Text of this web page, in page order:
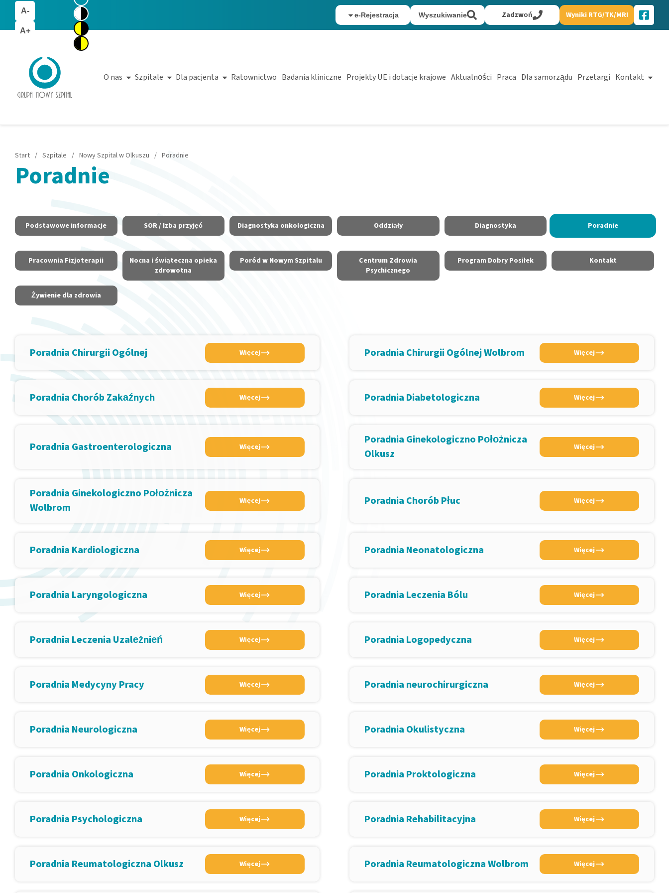
A-
A+
e-Rejestracja Wyszukiwanie Zadzwoń Wyniki RTG/TK/MRI
O nas Szpitale Dla pacjenta Ratownictwo Badania kliniczne Projekty UE i dotacje krajowe Aktualności Praca Dla samorządu Przetargi Kontakt
Start / Szpitale / Nowy Szpital w Olkuszu / Poradnie
Poradnie
Podstawowe informacje SOR / Izba przyjęć Diagnostyka onkologiczna Oddziały Diagnostyka Poradnie
Pracownia Fizjoterapii
Nocna i świąteczna opieka
zdrowotna
Poród w Nowym Szpitalu
Centrum Zdrowia
Psychicznego
Program Dobry Posiłek Kontakt
Żywienie dla zdrowia
Poradnia Chirurgii Ogólnej Więcej Poradnia Chirurgii Ogólnej Wolbrom Więcej
Poradnia Chorób Zakaźnych Więcej Poradnia Diabetologiczna Więcej
Poradnia Gastroenterologiczna Więcej
Poradnia Ginekologiczno Położnicza
Olkusz
Więcej
Poradnia Ginekologiczno Położnicza
Wolbrom
Więcej Poradnia Chorób Płuc Więcej
Poradnia Kardiologiczna Więcej Poradnia Neonatologiczna Więcej
Poradnia Laryngologiczna Więcej Poradnia Leczenia Bólu Więcej
Poradnia Leczenia Uzależnień Więcej Poradnia Logopedyczna Więcej
Poradnia Medycyny Pracy Więcej Poradnia neurochirurgiczna Więcej
Poradnia Neurologiczna Więcej Poradnia Okulistyczna Więcej
Poradnia Onkologiczna Więcej Poradnia Proktologiczna Więcej
Poradnia Psychologiczna Więcej Poradnia Rehabilitacyjna Więcej
Poradnia Reumatologiczna Olkusz Więcej Poradnia Reumatologiczna Wolbrom Więcej